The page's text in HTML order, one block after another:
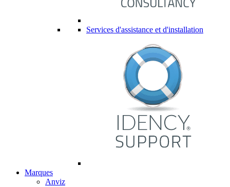
Services d'assistance et d'installation
Marques
Anviz